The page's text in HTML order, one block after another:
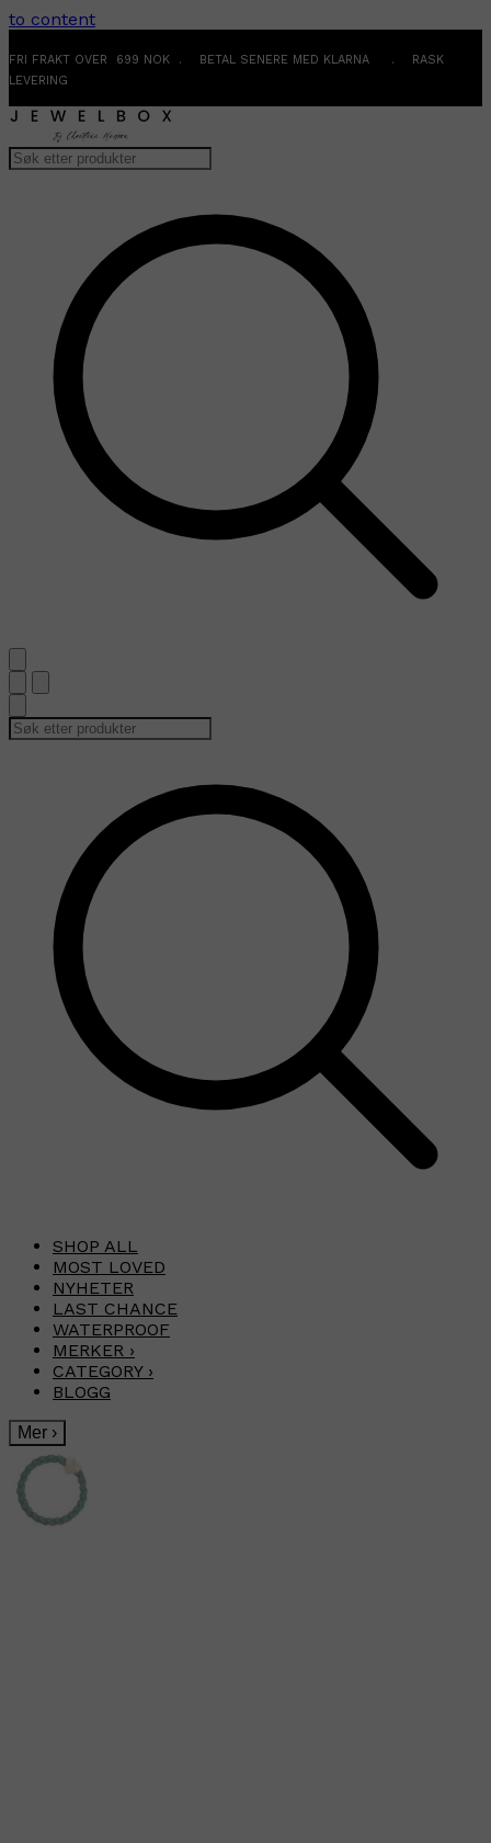
to content
FRI FRAKT OVER 699 NOK . BETAL SENERE MED KLARNA . RASK
LEVERING
SHOP ALL
MOST LOVED
NYHETER
LAST CHANCE
WATERPROOF
MERKER ›
CATEGORY ›
BLOGG
Mer ›